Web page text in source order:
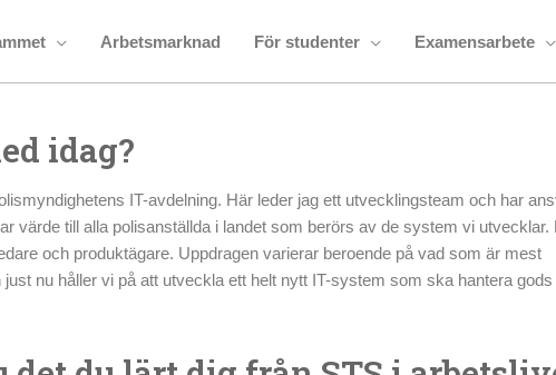
Arbetsmarknad För studenter Examensarbete
idag?
IT-avdelning. Här leder jag ett utvecklingsteam och har
värde till alla polisanställda i landet som berörs av de system vi utvecklar.
och produktägare. Uppdragen varierar beroende på vad som är mest
nu håller vi på att utveckla ett helt nytt IT-system som ska hantera gods